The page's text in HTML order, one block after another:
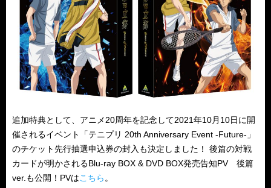
追加特典として、アニメ20周年を記念して2021年10月10日に開
催されるイベント「テニプリ 20th Anniversary Event -Future-」
のチケット先行抽選申込券の封入も決定しました！ 後篇の対戦
カードが明かされるBlu-ray BOX & DVD BOX発売告知PV 後篇
ver.も公開！PVはこちら 。